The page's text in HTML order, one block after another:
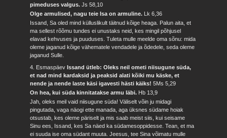
pimeduses valgus.Js 58,10
Olge armulised, nagu teie Isa on armuline. Lk 6,36
Issand, Sa oled mind külluslikult täitnud kõige heaga. Palun aita, et
ma sellest rõõmu tundes ei unustaks neid, kes mingil põhjusel
elavad kehvuses ja puuduses. Tuleta mulle meelde oma sõnu: mida
oleme jaganud kõige vähematele vendadele ja õdedele, seda oleme
jaganud Sulle.
4. EsmaspäevIssand ütleb: Oleks neil ometi niisugune süda,
et nad mind kardaksid ja peaksid alati kõiki mu käske, et
nende ja nende laste käsi igavesti hästi käiks!5Ms 5,29
On hea, kui süda kinnitatakse armu läbi. Hb 13,9
Jah, oleks meil vaid niisugune süda! Väliselt võin ju midagi
pingutada, vaga näogi ette manada, aga üksnes südame hoiak
otsustab, kes oleme päriselt ja mis saab meist siis, kui seisame
Sinu ees, Issand, kes Sa näed ka südamesoppidesse. Tean, et ma
ei suuda ise oma südant muuta. Jeesus, tee Sina võimatu mulle